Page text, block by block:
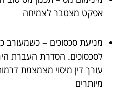
אפקט מצטבר לצמיחה
מניעת סכסוכים – כשמעורב
לסכסוכים. הסדרת העברת
עורך דין מיסוי מצמצמת
מיותרים